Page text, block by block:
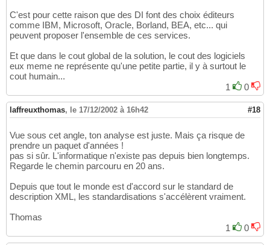
C'est pour cette raison que des DI font des choix éditeurs
comme IBM, Microsoft, Oracle, Borland, BEA, etc... qui
peuvent proposer l'ensemble de ces services.
Et que dans le cout global de la solution, le cout des logiciels
eux meme ne représente qu'une petite partie, il y à surtout le
cout humain...
1
0
laffreuxthomas, le 17/12/2002 à 16h42 #18
Vue sous cet angle, ton analyse est juste. Mais ça risque de
prendre un paquet d'années !
pas si sûr. L'informatique n'existe pas depuis bien longtemps.
Regarde le chemin parcouru en 20 ans.
Depuis que tout le monde est d'accord sur le standard de
description XML, les standardisations s'accélèrent vraiment.
Thomas
1
0